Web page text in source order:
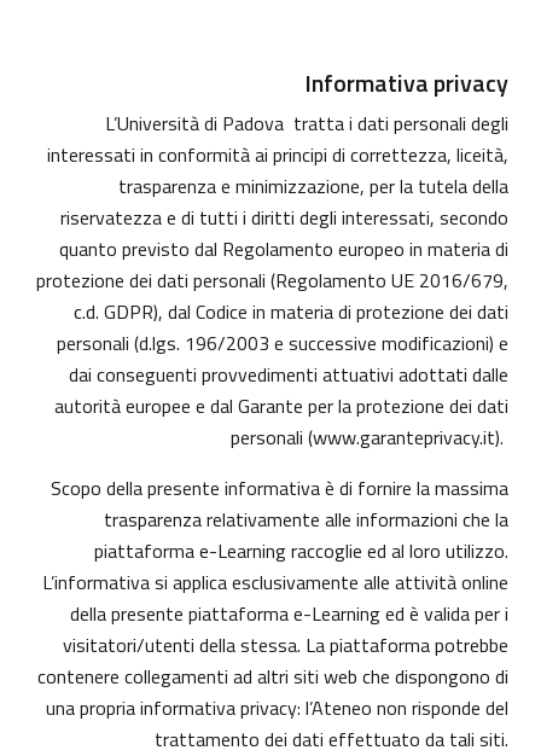
Informativa privacy
L’Università di Padova tratta i dati personali degli
interessati in conformità ai principi di correttezza, liceità,
trasparenza e minimizzazione, per la tutela della
riservatezza e di tutti i diritti degli interessati, secondo
quanto previsto dal Regolamento europeo in materia di
protezione dei dati personali (Regolamento UE 2016/679,
c.d. GDPR), dal Codice in materia di protezione dei dati
personali (d.lgs. 196/2003 e successive modificazioni) e
dai conseguenti provvedimenti attuativi adottati dalle
autorità europee e dal Garante per la protezione dei dati
personali (www.garanteprivacy.it).
Scopo della presente informativa è di fornire la massima
trasparenza relativamente alle informazioni che la
piattaforma e-Learning raccoglie ed al loro utilizzo.
L’informativa si applica esclusivamente alle attività online
della presente piattaforma e-Learning ed è valida per i
visitatori/utenti della stessa. La piattaforma potrebbe
contenere collegamenti ad altri siti web che dispongono di
una propria informativa privacy: l’Ateneo non risponde del
trattamento dei dati effettuato da tali siti.